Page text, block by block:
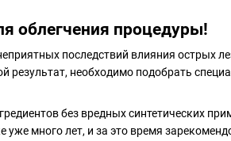
облегчения процедуры!
последствий влияния острых
результат, необходимо подобрать
без вредных синтетических
много лет, и за это время